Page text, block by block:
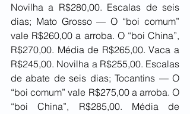
Novilha a R$280,00. Escalas de seis
dias; Mato Grosso — O “boi comum”
vale R$260,00 a arroba. O “boi China”,
R$270,00. Média de R$265,00. Vaca a
R$245,00. Novilha a R$255,00. Escalas
de abate de seis dias; Tocantins — O
“boi comum” vale R$275,00 a arroba. O
“boi China”, R$285,00. Média de